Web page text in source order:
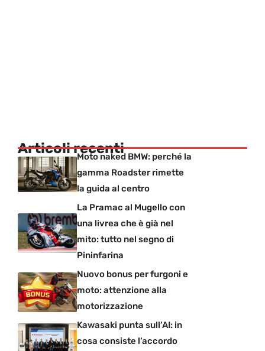
Articoli recentiMoto naked BMW: perché la
gamma Roadster rimette
la guida al centro
La Pramac al Mugello con
una livrea che è già nel
mito: tutto nel segno di
Pininfarina
Nuovo bonus per furgoni e
moto: attenzione alla
motorizzazione
Kawasaki punta sull’AI: in
cosa consiste l’accordo